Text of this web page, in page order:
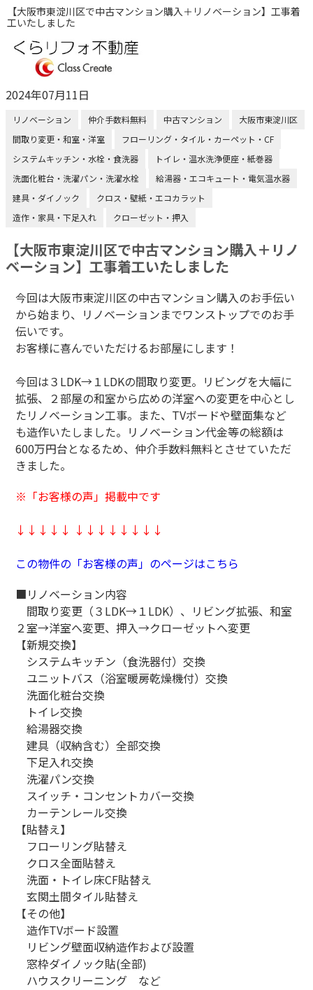
【大阪市東淀川区で中古マンション購入＋リノベーション】工事着
工いたしました
2024年07月11日
リノベーション 仲介手数料無料 中古マンション
大阪市東淀川区
間取り変更・和室・洋室
フローリング・タイル・カーペット・CF
システムキッチン・水栓・食洗器
トイレ・温水洗浄便座・紙巻器
洗面化粧台・洗濯パン・洗濯水栓
給湯器・エコキュート・電気温水器
建具・ダイノック
クロス・壁紙・エコカラット
造作・家具・下足入れ
クローゼット・押入
【大阪市東淀川区で中古マンション購入＋リノ
ベーション】工事着工いたしました
今回は大阪市東淀川区の中古マンション購入のお手伝い
から始まり、リノベーションまでワンストップでのお手
伝いです。
お客様に喜んでいただけるお部屋にします！
今回は３LDK→１LDKの間取り変更。リビングを大幅に
拡張、２部屋の和室から広めの洋室への変更を中心とし
たリノベーション工事。また、TVボードや壁面集など
も造作いたしました。リノベーション代金等の総額は
600万円台となるため、仲介手数料無料とさせていただ
きました。
※「お客様の声」掲載中です
↓↓↓↓↓ ↓↓↓↓↓↓↓↓
この物件の「お客様の声」のページはこちら
■リノベーション内容
間取り変更（３LDK→１LDK）、リビング拡張、和室
２室→洋室へ変更、押入→クローゼットへ変更
【新規交換】
システムキッチン（食洗器付）交換
ユニットバス（浴室暖房乾燥機付）交換
洗面化粧台交換
トイレ交換
給湯器交換
建具（収納含む）全部交換
下足入れ交換
洗濯パン交換
スイッチ・コンセントカバー交換
カーテンレール交換
【貼替え】
フローリング貼替え
クロス全面貼替え
洗面・トイレ床CF貼替え
玄関土間タイル貼替え
【その他】
造作TVボード設置
リビング壁面収納造作および設置
窓枠ダイノック貼(全部)
ハウスクリーニング など